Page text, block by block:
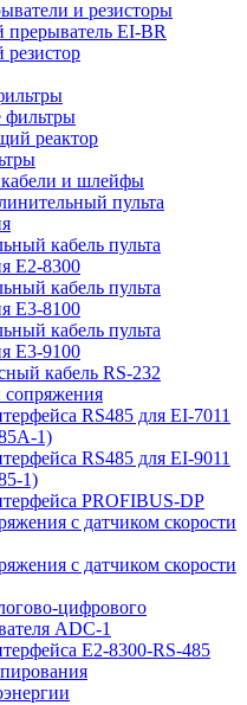
и резисторы
прерыватель EI-BR
резистор
реактор
и шлейфы
пульта
кабель пульта
Е2-8300
кабель пульта
Е3-8100
кабель пульта
Е3-9100
кабель RS-232
RS485 для EI-7011
1)
RS485 для EI-9011
1)
PROFIBUS-DP
с датчиком скорости
с датчиком скорости
цифрового
ADC-1
Е2-8300-RS-485